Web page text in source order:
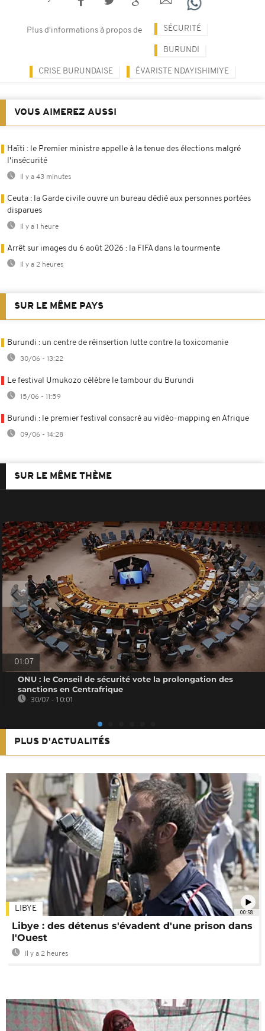
Plus d'informations à propos de SÉCURITÉ
BURUNDI
CRISE BURUNDAISE ÉVARISTE NDAYISHIMIYE
VOUS AIMEREZ AUSSI
Haïti : le Premier ministre appelle à la tenue des élections malgré
l'insécurité
Il y a 43 minutes
Ceuta : la Garde civile ouvre un bureau dédié aux personnes portées
disparues
Il y a 1 heure
Arrêt sur images du 6 août 2026 : la FIFA dans la tourmente
Il y a 2 heures
SUR LE MÊME PAYS
Burundi : un centre de réinsertion lutte contre la toxicomanie
30/06 - 13:22
Le festival Umukozo célèbre le tambour du Burundi
15/06 - 11:59
Burundi : le premier festival consacré au vidéo-mapping en Afrique
09/06 - 14:28
SUR LE MÊME THÈME
01:07
ONU : le Conseil de sécurité vote la prolongation des
sanctions en Centrafrique
30/07 - 10:01
PLUS D'ACTUALITÉS
00:58
LIBYE
Libye : des détenus s'évadent d'une prison dans
l'Ouest
Il y a 2 heures